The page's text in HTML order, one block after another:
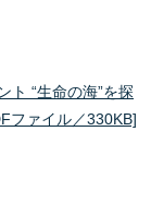
ト “生命の海”を探
ァイル／330KB]